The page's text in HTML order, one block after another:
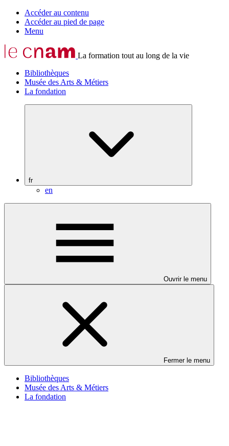
Accéder au contenu
Accéder au pied de page
Menu
La formation tout au long de la vie
Bibliothèques
Musée des Arts & Métiers
La fondation
fr
en
Ouvrir le menu
Fermer le menu
Bibliothèques
Musée des Arts & Métiers
La fondation